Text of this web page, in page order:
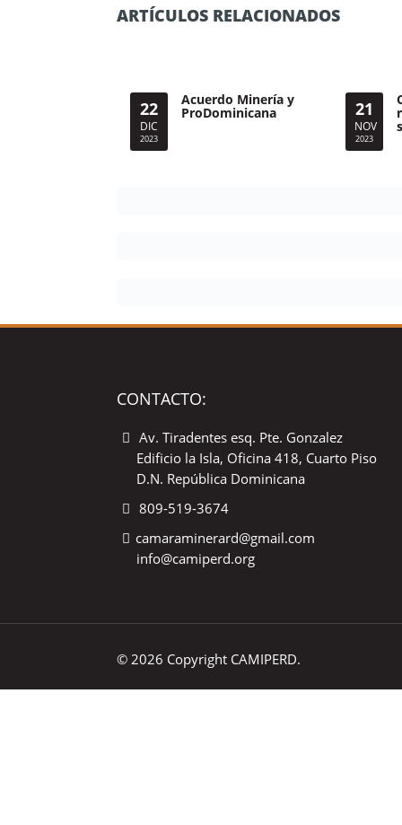
ARTÍCULOS RELACIONADOS
22
DIC
2023
Acuerdo Minería y
ProDominicana 21
NOV
2023
CONTACTO:
Av. Tiradentes esq. Pte. Gonzalez
Edificio la Isla, Oficina 418, Cuarto Piso
D.N. República Dominicana
809-519-3674
camaraminerard@gmail.com
info@camiperd.org
© 2026 Copyright CAMIPERD.